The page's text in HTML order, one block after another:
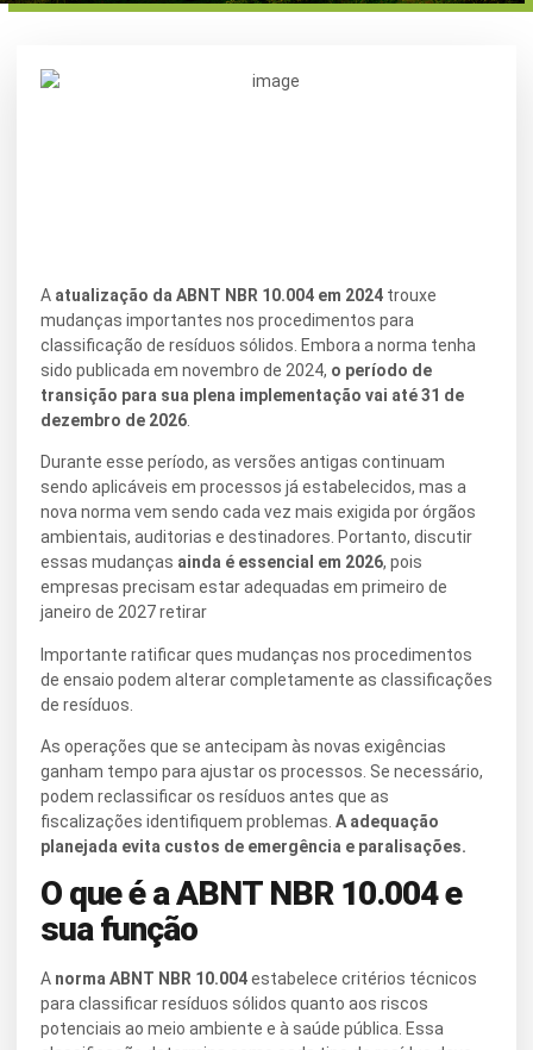
A atualização da ABNT NBR 10.004 em 2024 trouxe
mudanças importantes nos procedimentos para
classificação de resíduos sólidos. Embora a norma tenha
sido publicada em novembro de 2024, o período de
transição para sua plena implementação vai até 31 de
dezembro de 2026
Durante esse período, as versões antigas continuam
sendo aplicáveis em processos já estabelecidos, mas a
nova norma vem sendo cada vez mais exigida por órgãos
ambientais, auditorias e destinadores. Portanto, discutir
essas mudanças ainda é essencial em 2026, pois
empresas precisam estar adequadas em primeiro de
janeiro de 2027 retirar
Importante ratificar ques mudanças nos procedimentos
de ensaio podem alterar completamente as classificações
de resíduos.
As operações que se antecipam às novas exigências
ganham tempo para ajustar os processos. Se necessário,
podem reclassificar os resíduos antes que as
fiscalizações identifiquem problemas. A adequação
planejada evita custos de emergência e paralisações.
O que é a ABNT NBR 10.004 e
sua função
A norma ABNT NBR 10.004estabelece critérios técnicos
para classificar resíduos sólidos quanto aos riscos
potenciais ao meio ambiente e à saúde pública. Essa